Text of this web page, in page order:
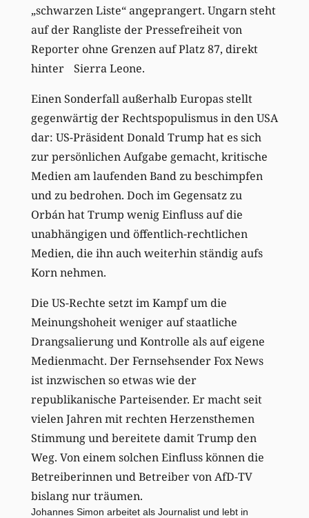
„schwarzen Liste“ angeprangert. Ungarn steht
auf der Rangliste der Pressefreiheit von
Reporter ohne Grenzen auf Platz 87, direkt
hinter Sierra Leone.
Einen Sonderfall außerhalb Europas stellt
gegenwärtig der Rechtspopulismus in den USA
dar: US-Präsident Donald Trump hat es sich
zur persönlichen Aufgabe gemacht, kritische
Medien am laufenden Band zu beschimpfen
und zu bedrohen. Doch im Gegensatz zu
Orbán hat Trump wenig Einfluss auf die
unabhängigen und öffentlich-rechtlichen
Medien, die ihn auch weiterhin ständig aufs
Korn nehmen.
Die US-Rechte setzt im Kampf um die
Meinungshoheit weniger auf staatliche
Drangsalierung und Kontrolle als auf eigene
Medienmacht. Der Fernsehsender Fox News
ist inzwischen so etwas wie der
republikanische Parteisender. Er macht seit
vielen Jahren mit rechten Herzensthemen
Stimmung und bereitete damit Trump den
Weg. Von einem solchen Einfluss können die
Betreiberinnen und Betreiber von AfD-TV
bislang nur träumen.
Johannes Simon arbeitet als Journalist und lebt in